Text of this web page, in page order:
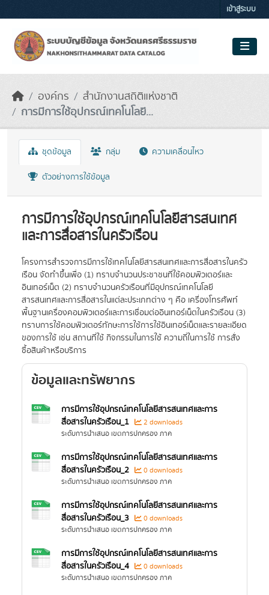
เข้าสู่ระบบ
องค์กร
สำนักงานสถิติแห่งชาติ
การมีการใช้อุปกรณ์เทคโนโลยี...
ชุดข้อมูล กลุ่ม ความเคลื่อนไหว
ตัวอย่างการใช้ข้อมูล
การมีการใช้อุปกรณ์เทคโนโลยีสารสนเทศ
และการสื่อสารในครัวเรือน
โครงการสำรวจการมีการใช้เทคโนโลยีสารสนเทศและการสื่อสารในครัว
เรือน จัดทำขึ้นเพื่อ (1) ทราบจำนวนประชาชนที่ใช้คอมพิวเตอร์และ
อินเทอร์เน็ต (2) ทราบจำนวนครัวเรือนที่มีอุปกรณ์เทคโนโลยี
สารสนเทศและการสื่อสารในแต่ละประเภทต่าง ๆ คือ เครื่องโทรศัพท์
พื้นฐานเครื่องคอมพิวเตอร์และการเชื่อมต่ออินเทอร์เน็ตในครัวเรือน (3)
ทราบการใช้คอมพิวเตอร์ทักษะการใช้การใช้อินเทอร์เน็ตและรายละเอียด
ของการใช้ เช่น สถานที่ใช้ กิจกรรมในการใช้ ความถี่ในการใช้ การสั่ง
ซื้อสินค้าหรือบริการ
ข้อมูลและทรัพยากร
การมีการใช้อุปกรณ์เทคโนโลยีสารสนเทศและการ
สื่อสารในครัวเรือน_1
2 downloads
ระดับการนำเสนอ เขตการปกครอง ภาค
การมีการใช้อุปกรณ์เทคโนโลยีสารสนเทศและการ
สื่อสารในครัวเรือน_2
0 downloads
ระดับการนำเสนอ เขตการปกครอง ภาค
การมีการใช้อุปกรณ์เทคโนโลยีสารสนเทศและการ
สื่อสารในครัวเรือน_3
0 downloads
ระดับการนำเสนอ เขตการปกครอง ภาค
การมีการใช้อุปกรณ์เทคโนโลยีสารสนเทศและการ
สื่อสารในครัวเรือน_4
0 downloads
ระดับการนำเสนอ เขตการปกครอง ภาค